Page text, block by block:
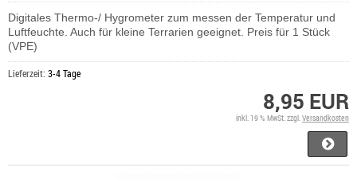
Digitales Thermo-/ Hygrometer zum messen der Temperatur und
Luftfeuchte. Auch für kleine Terrarien geeignet. Preis für 1 Stück
(VPE)
Lieferzeit: 3-4 Tage
8,95 EUR
inkl. 19 % MwSt. zzgl.Versandkosten